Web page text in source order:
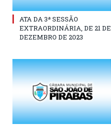
ATA DA 3ª SESSÃO
EXTRAORDINÁRIA, DE 21 DE
DEZEMBRO DE 2023